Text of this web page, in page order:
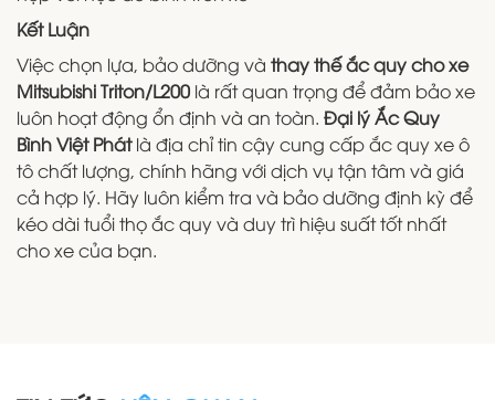
Kết Luận
Việc chọn lựa, bảo dưỡng và thay thế ắc quy cho xe
Mitsubishi Triton/L200 là rất quan trọng để đảm bảo xe
luôn hoạt động ổn định và an toàn. Đại lý Ắc Quy
Bình Việt Phátlà địa chỉ tin cậy cung cấp ắc quy xe ô
tô chất lượng, chính hãng với dịch vụ tận tâm và giá
cả hợp lý. Hãy luôn kiểm tra và bảo dưỡng định kỳ để
kéo dài tuổi thọ ắc quy và duy trì hiệu suất tốt nhất
cho xe của bạn.